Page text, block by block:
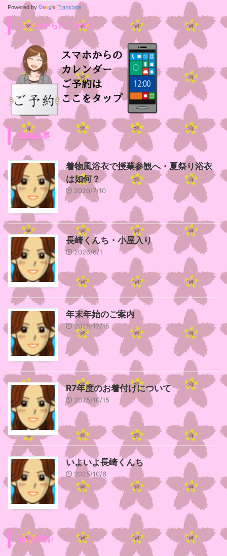
Powered by Translate
スマホからのご予約
新着記事
着物風浴衣で授業参観へ・夏祭り浴衣
は如何？
2026/7/10
長崎くんち・小屋入り
2026/6/1
年末年始のご案内
2025/12/15
R7年度のお着付けについて
2025/10/15
いよいよ長崎くんち
2025/10/6
新着投稿♪